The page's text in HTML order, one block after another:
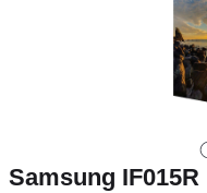
Samsung IF015R